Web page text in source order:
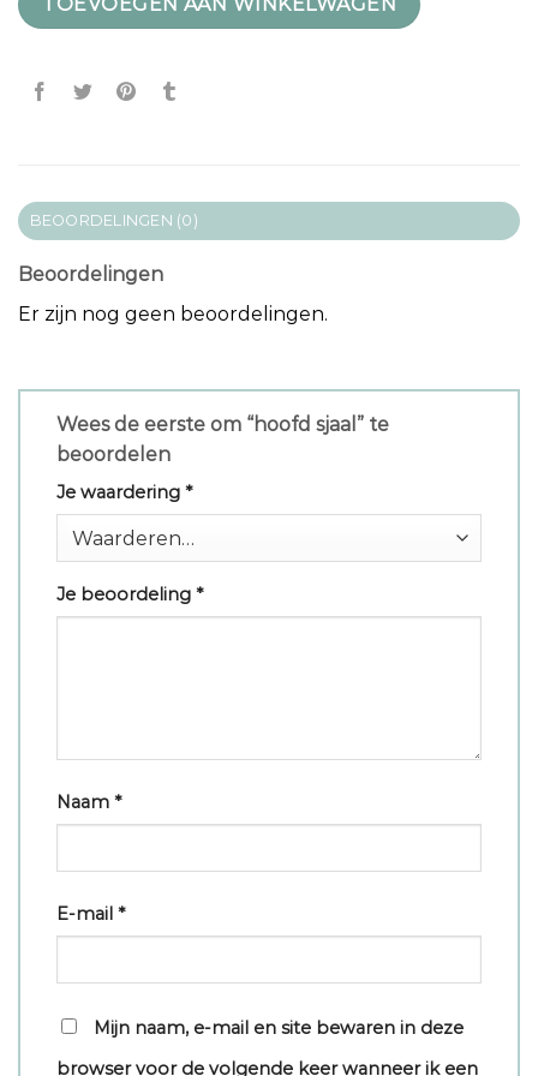
BEOORDELINGEN (0)
Beoordelingen
Er zijn nog geen beoordelingen.
Wees de eerste om “hoofd sjaal” te
beoordelen
Je waardering *
Je beoordeling *
Naam *
E-mail *
Mijn naam, e-mail en site bewaren in deze
browser voor de volgende keer wanneer ik een